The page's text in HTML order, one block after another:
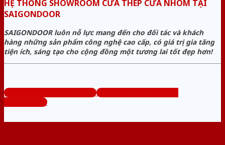
HỆ THỐNG SHOWROOM CỬA THÉP CỬA NHÔM TẠI
SAIGONDOOR
SAIGONDOOR luôn nỗ lực mang đến cho đối tác và khách
hàng những sản phẩm công nghệ cao cấp, có giá trị gia tăng
tiện ích, sáng tạo cho cộng đồng một tương lai tốt đẹp hơn!
www.cuathepcuanhom.com
Tổng đài tư vấn miễn phí:
0824.400.400